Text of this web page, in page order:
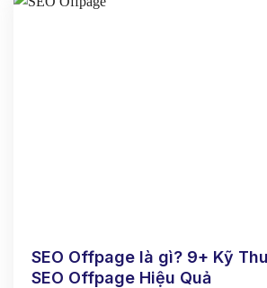
SEO Offpage là gì? 9+ Kỹ
SEO Offpage Hiệu Quả